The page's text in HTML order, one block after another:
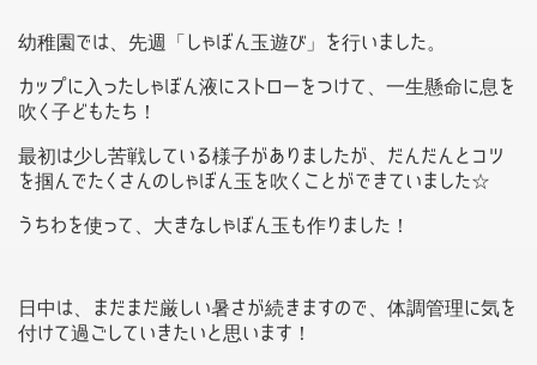
幼稚園では、先週「しゃぼん玉遊び」を行いました。
カップに入ったしゃぼん液にストローをつけて、一生懸命に息を
吹く子どもたち！
最初は少し苦戦している様子がありましたが、だんだんとコツ
を掴んでたくさんのしゃぼん玉を吹くことができていました☆
うちわを使って、大きなしゃぼん玉も作りました！
日中は、まだまだ厳しい暑さが続きますので、体調管理に気を
付けて過ごしていきたいと思います！